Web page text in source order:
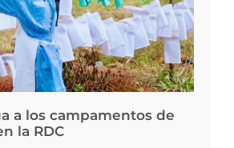
a los campamentos de
la RDC